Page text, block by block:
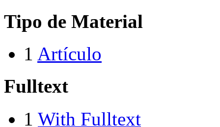
Tipo de Material
1 Artículo
Fulltext
1 With Fulltext